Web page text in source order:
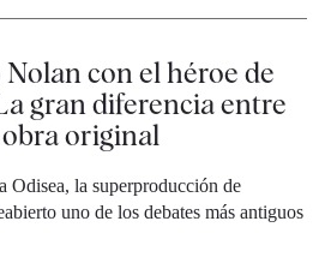
con el héroe de
gran diferencia entre
obra original
Odisea, la superproducción de
uno de los debates más antiguos